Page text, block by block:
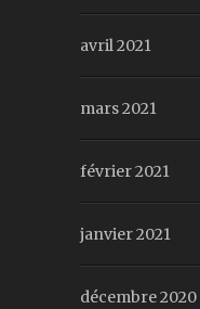
avril 2021
mars 2021
février 2021
janvier 2021
décembre 2020